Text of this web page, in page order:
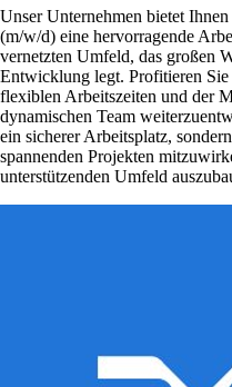
Unser Unternehmen bietet
(m/w/d) eine hervorragende
vernetzten Umfeld, das großen
Entwicklung legt. Profitieren
flexiblen Arbeitszeiten und der
dynamischen Team
ein sicherer Arbeitsplatz,
spannenden Projekten
unterstützenden Umfeld